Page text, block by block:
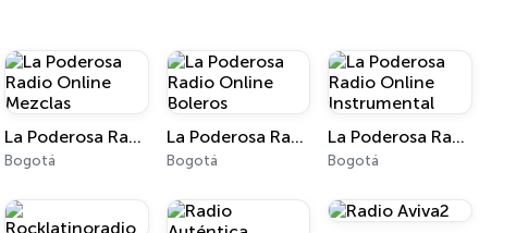
La Poderosa Radio Online Mezclas
Bogotá
La Poderosa Radio Online Boleros
Bogotá
La Poderosa Radio Online Instrumental
Bogotá